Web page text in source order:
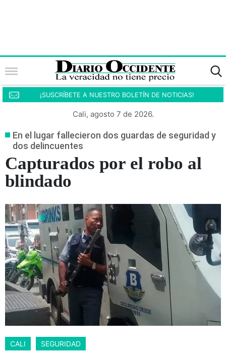
¡SUSCRÍBETE A NUESTRO BOLETÍN DE NOTICIAS!
Cali, agosto 7 de 2026.
En el lugar fallecieron dos guardas de seguridad y
dos delincuentes
Capturados por el robo al
blindado
CALI SEGURIDAD